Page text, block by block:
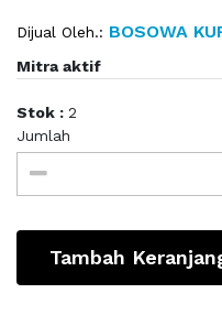
Dijual Oleh.: BOSOWA
Mitra aktif
Stok : 2
Jumlah
Tambah